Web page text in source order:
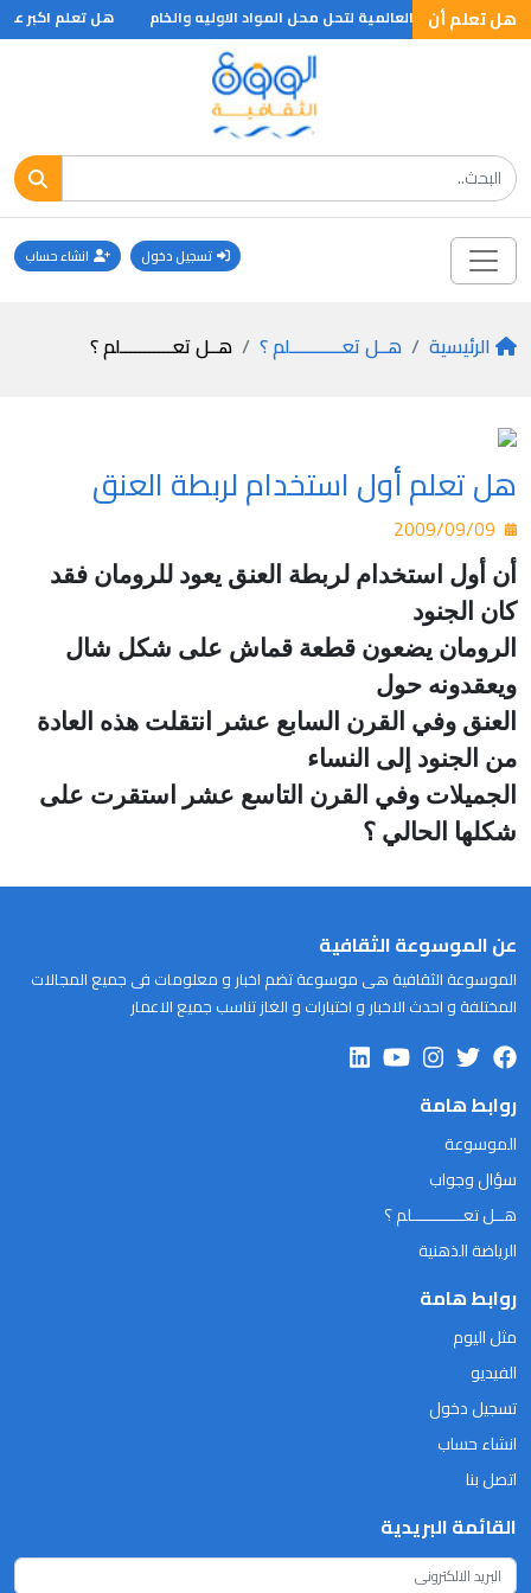
هل تعلم أن
نهاية الحرب العالمية لتحل محل المواد الاوليه والخام هل تعلم اكبر
تسجيل دخول انشاء حساب
الرئيسية هــل تعـــــــــــلم ؟ هــل تعـــــــــــلم ؟
هل تعلم أول استخدام لربطة العنق
أن أول استخدام لربطة العنق يعود للرومان فقد
كان الجنود
الرومان يضعون قطعة قماش على شكل شال
ويعقدونه حول
العنق وفي القرن السابع عشر انتقلت هذه العادة
من الجنود إلى النساء
الجميلات وفي القرن التاسع عشر استقرت على
شكلها الحالي ؟
عن الموسوعة الثقافية
الموسوعة الثقافية هى موسوعة تضم اخبار و معلومات فى جميع المجالات
المختلفة و احدث الاخبار و اختبارات و الغاز تناسب جميع الاعمار
روابط هامة
الموسوعة
سؤال وجواب
هــل تعـــــــــــلم ؟
الرياضة الذهنية
روابط هامة
مثل اليوم
الفيديو
تسجيل دخول
انشاء حساب
اتصل بنا
القائمة البريدية